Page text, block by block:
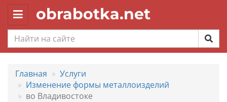
Toggle
navigation
obrabotka.net
Главная
Услуги
Изменение формы металлоизделий
во Владивостоке